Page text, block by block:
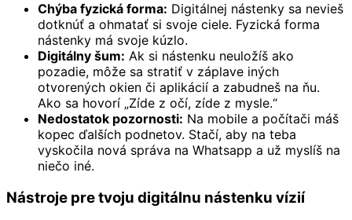
Chýba fyzická forma: Digitálnej nástenky sa nevieš
dotknúť a ohmatať si svoje ciele. Fyzická forma
nástenky má svoje kúzlo.
Digitálny šum: Ak si nástenku neuložíš ako
pozadie, môže sa stratiť v záplave iných
otvorených okien či aplikácií a zabudneš na ňu.
Ako sa hovorí „Zíde z očí, zíde z mysle.“
Nedostatok pozornosti: Na mobile a počítači máš
kopec ďalších podnetov. Stačí, aby na teba
vyskočila nová správa na Whatsapp a už myslíš na
niečo iné.
Nástroje pre tvoju digitálnu nástenku vízií